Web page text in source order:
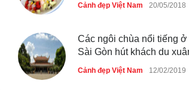
Cảnh đẹp Việt Nam 20/05/2018
Các ngôi chùa nổi tiếng ở
Sài Gòn hút khách du
Cảnh đẹp Việt Nam 12/02/2019